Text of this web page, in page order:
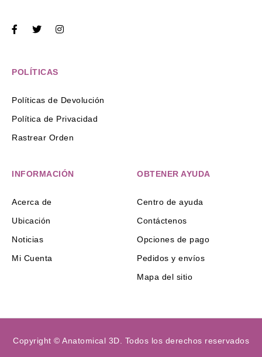
POLÍTICAS
Políticas de Devolución
Política de Privacidad
Rastrear Orden
INFORMACIÓN
Acerca de
Ubicación
Noticias
Mi Cuenta
OBTENER AYUDA
Centro de ayuda
Contáctenos
Opciones de pago
Pedidos y envíos
Mapa del sitio
Copyright © Anatomical 3D. Todos los derechos reservados